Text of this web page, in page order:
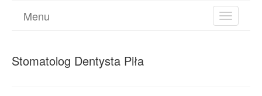
TOGGLE
Menu
Stomatolog Dentysta Piła